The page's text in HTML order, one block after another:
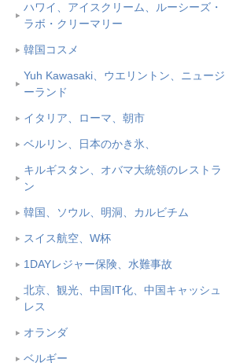
ハワイ、アイスクリーム、ルーシーズ・
ラボ・クリーマリー
韓国コスメ
Yuh Kawasaki、ウエリントン、ニュージ
ーランド
イタリア、ローマ、朝市
ベルリン、日本のかき氷、
キルギスタン、オバマ大統領のレストラ
ン
韓国、ソウル、明洞、カルビチム
スイス航空、W杯
1DAYレジャー保険、水難事故
北京、観光、中国IT化、中国キャッシュ
レス
オランダ
ベルギー